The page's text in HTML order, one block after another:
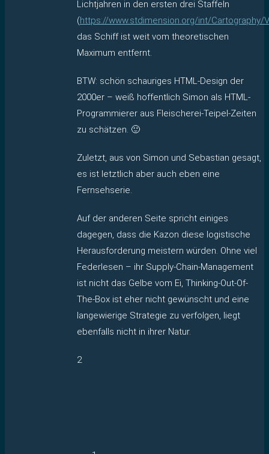
Lichtjahren in den ersten drei Staffeln
(https://www.stdimension.org/int/Cartography/
das Schiff ist weit vom theoretischen
Maximum entfernt.
BTW: schön schauriges HTML-Design der
2000er – weiß hoffentlich Simon als HTML-
Programmierer aus Fleischerei-Teipel-Zeiten
zu schätzen. 🙂
Zuletzt, aus von Simon und Sebastian gesagt,
es ist letztlich aber auch eben eine
Fernsehserie.
Auf der anderen Seite spricht einiges
dagegen, dass die Kazon diese logistische
Herausforderung meistern würden. Ohne viel
Federlesen – ihr Supply-Chain-Management
ist nicht das Gelbe vom Ei, Thinking-Out-Of-
The-Box ist eher nicht gewünscht und eine
langewierige Strategie zu verfolgen, liegt
ebenfalls nicht in ihrer Natur.
2